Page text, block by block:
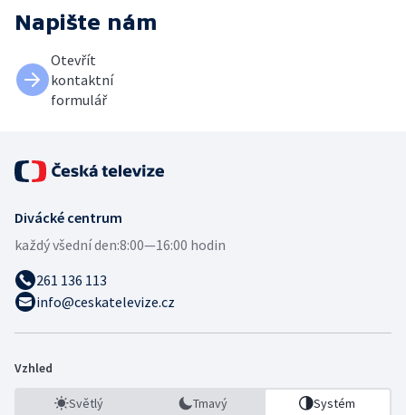
Napište nám
Otevřít
kontaktní
formulář
Divácké centrum
každý všední den:8:00—16:00 hodin
261 136 113
info@ceskatelevize.cz
Vzhled
Světlý Tmavý Systém